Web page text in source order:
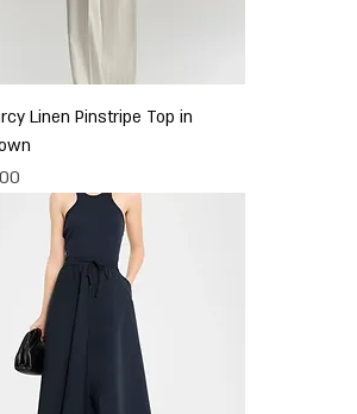
Linen Pinstripe Top in